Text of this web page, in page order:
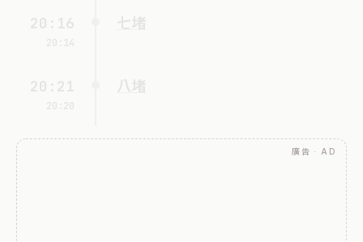
廣告 · AD